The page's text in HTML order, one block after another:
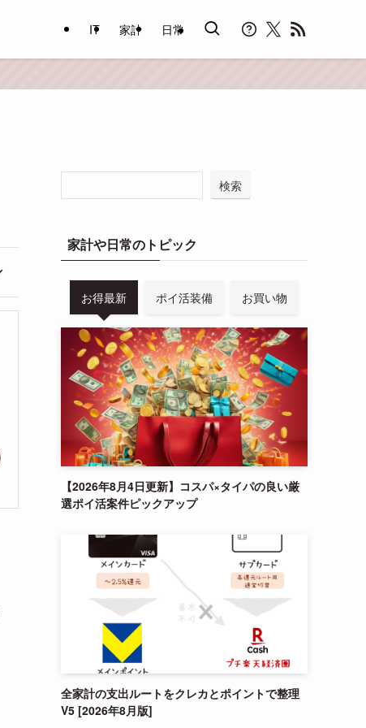
IT 家計 日常
検索
家計や日常のトピック
お得最新 ポイ活装備 お買い物
【2026年8月4日更新】コスパ×タイパの良い厳
選ポイ活案件ピックアップ
全家計の支出ルートをクレカとポイントで整理
V5 [2026年8月版]